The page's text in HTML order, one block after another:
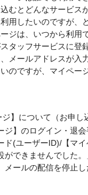
むとどんなサービス
利用したいのですが、
ジは、いつから利用
タッフサービスに
メールアドレスが入
のですが、マイペー
ジ】について（お申し
ジ】のログイン・退
ド(ユーザーID)/【マ
ができませんでした
メールの配信を停止